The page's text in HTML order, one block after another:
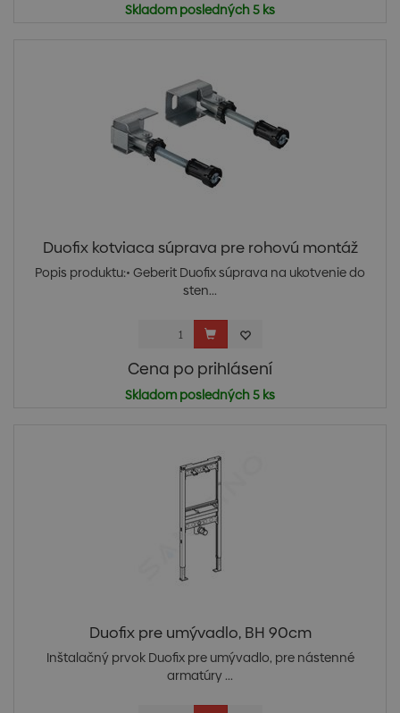
Skladom posledných 5 ks
Duofix kotviaca súprava pre rohovú montáž
Popis produktu:• Geberit Duofix súprava na ukotvenie do
sten...
Cena po prihlásení
Skladom posledných 5 ks
Duofix pre umývadlo, BH 90cm
Inštalačný prvok Duofix pre umývadlo, pre nástenné
armatúry ...